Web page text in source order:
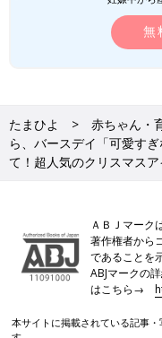
無
たまひよ 赤ちゃん・
ら、バースデイ「可愛す
て！超人気のクリスマス
ＡＢＪマーク
著作権者から
であることを
ABJマークの
はこちら→
本サイトに掲載されている記事